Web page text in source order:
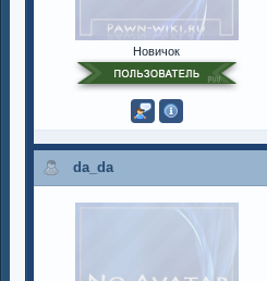
Новичок
da_da